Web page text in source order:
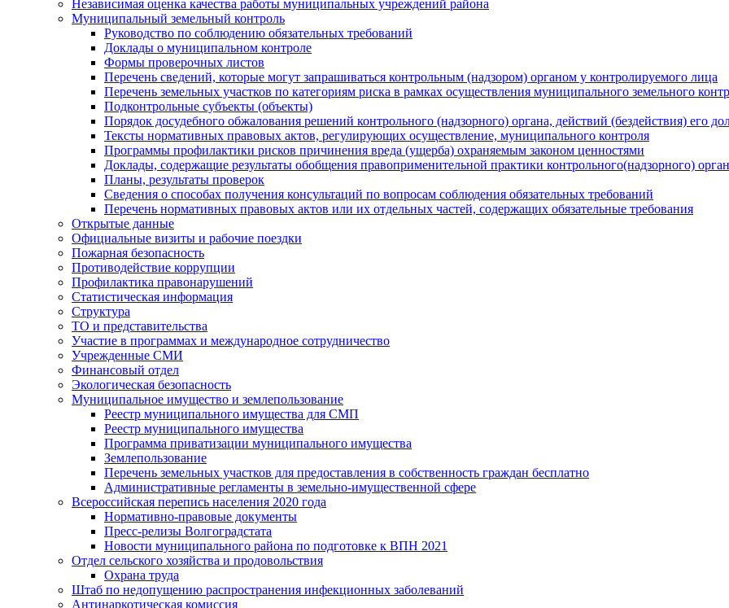
Независимая оценка качества работы муниципальных учреждений района
Муниципальный земельный контроль
Руководство по соблюдению обязательных требований
Доклады о муниципальном контроле
Формы проверочных листов
Перечень сведений, которые могут запрашиваться контрольным (надзором) органом у контролируемого лица
Перечень земельных участков по категориям риска в рамках осуществления муниципального земельного
Подконтрольные субъекты (объекты)
Порядок досудебного обжалования решений контрольного (надзорного) органа, действий (бездействия) его
Тексты нормативных правовых актов, регулирующих осуществление, муниципального контроля
Программы профилактики рисков причинения вреда (ущерба) охраняемым законом ценностями
Доклады, содержащие результаты обобщения правоприменительной практики контрольного(надзорного)
Планы, результаты проверок
Сведения о способах получения консультаций по вопросам соблюдения обязательных требований
Перечень нормативных правовых актов или их отдельных частей, содержащих обязательные требования
Открытые данные
Официальные визиты и рабочие поездки
Пожарная безопасность
Противодействие коррупции
Профилактика правонарушений
Статистическая информация
Структура
ТО и представительства
Участие в программах и международное сотрудничество
Учрежденные СМИ
Финансовый отдел
Экологическая безопасность
Муниципальное имущество и землепользование
Реестр муниципального имущества для СМП
Реестр муниципального имущества
Программа приватизации муниципального имущества
Землепользование
Перечень земельных участков для предоставления в собственность граждан бесплатно
Административные регламенты в земельно-имущественной сфере
Всероссийская перепись населения 2020 года
Нормативно-правовые документы
Пресс-релизы Волгоградстата
Новости муниципального района по подготовке к ВПН 2021
Отдел сельского хозяйства и продовольствия
Охрана труда
Штаб по недопущению распространения инфекционных заболеваний
Антинаркотическая комиссия